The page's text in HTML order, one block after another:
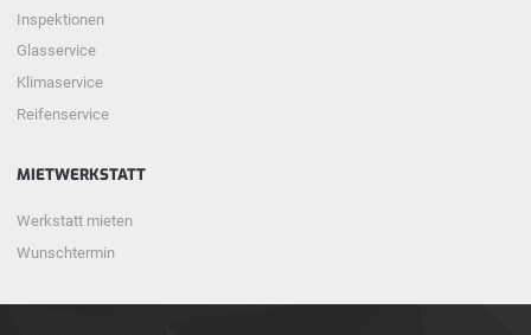
Inspektionen
Glasservice
Klimaservice
Reifenservice
MIETWERKSTATT
Werkstatt mieten
Wunschtermin